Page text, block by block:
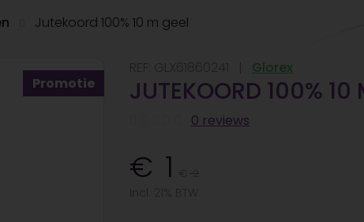
Jutekoord 100% 10 m geel
Glorex
JUTEKOORD 100% 10
0 reviews
1
Promotie